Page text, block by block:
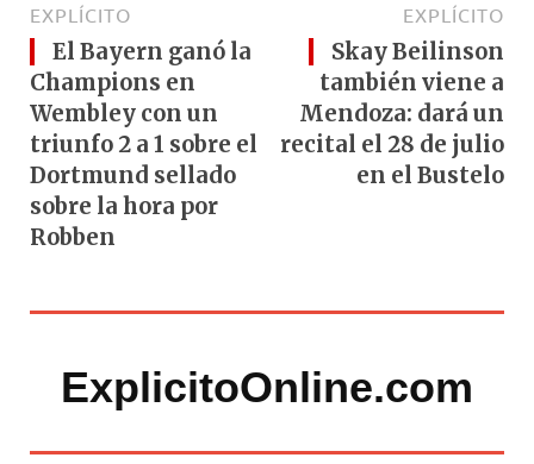
EXPLÍCITO
El Bayern ganó la
Champions en
Wembley con un
triunfo 2 a 1 sobre el
Dortmund sellado
sobre la hora por
Robben
EXPLÍCITO
Skay Beilinson
también viene a
Mendoza: dará un
recital el 28 de julio
en el Bustelo
ExplicitoOnline.com